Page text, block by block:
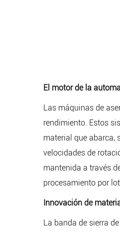
El motor de la
Las máquinas de
rendimiento. Estos
material que abarca,
velocidades de
mantenida a través
procesamiento por
Innovación de
La banda de sierra